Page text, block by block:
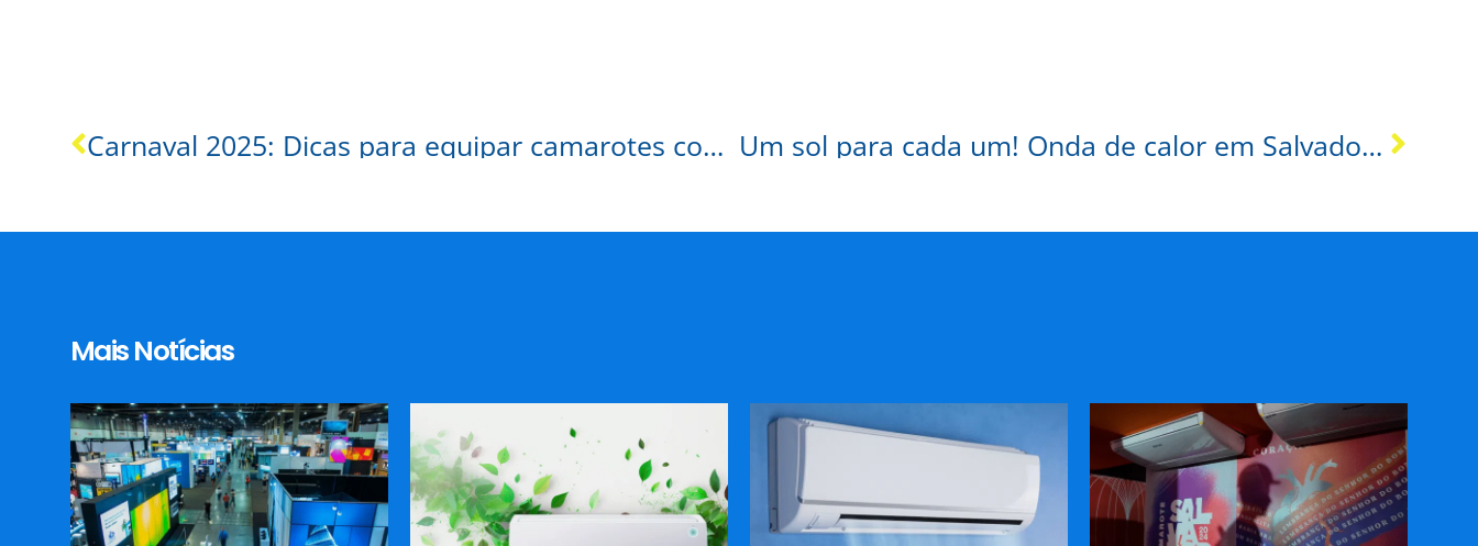
Carnaval 2025: Dicas para equipar camarotes com praticidade Um sol para cada um! Onda de calor em Salvador: Como enfrentar as altas temperaturas
Mais Notícias